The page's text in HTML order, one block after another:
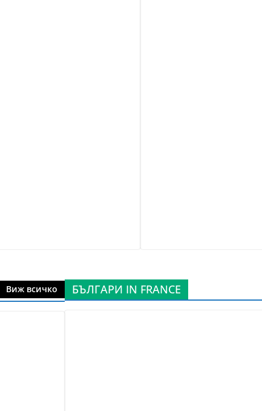
Виж всичко БЪЛГАРИ IN FRANCE